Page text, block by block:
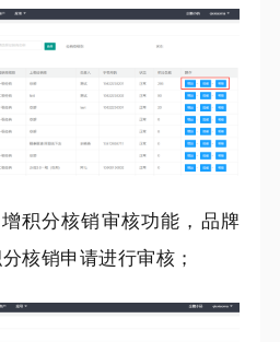
积分核销审核功能，品牌
核销申请进行审核；